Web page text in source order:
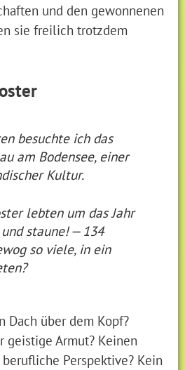
und den gewonnenen
sie freilich trotzdem
besuchte ich das
am Bodensee, einer
Kultur.
lebten um das Jahr
staune! — 134
so viele, in ein
Dach über dem Kopf?
Armut? Keinen
Perspektive? Kein